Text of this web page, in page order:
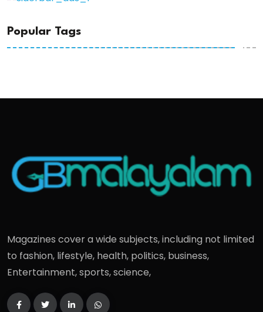
Popular Tags
Magazines cover a wide subjects, including not limited
to fashion, lifestyle, health, politics, business,
Entertainment, sports, science,